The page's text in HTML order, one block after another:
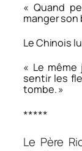
« Quand
manger son
Le Chinois
« Le
sentir les
tombe. »
*****
Le Père